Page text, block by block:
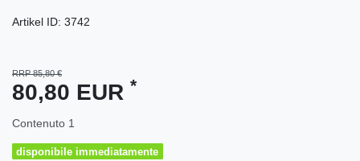
Artikel ID: 3742
RRP 85,80 €
80,80 EUR *
Contenuto 1
disponibile immediatamente